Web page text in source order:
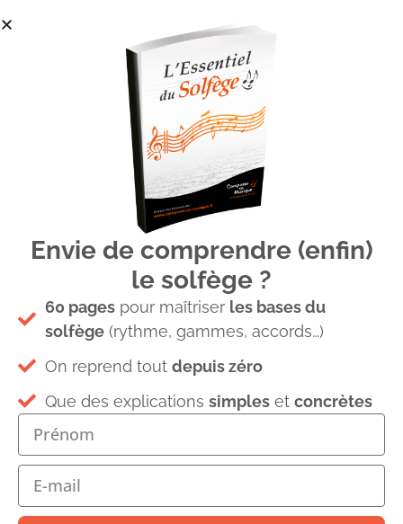
Intervalle Si Fa
Laisser un commentaire
Votre adresse e-mail ne sera pas publiée. Les champs
obligatoires sont indiqués avec
Commentaire*
Envie de comprendre (enfin)
le solfège ?
60 pages pour maîtriser les bases du
solfège (rythme, gammes, accords…)
On reprend tout depuis zéro
Que des explications simples et concrètes